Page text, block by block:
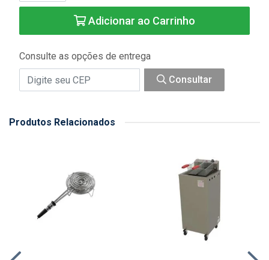
Adicionar ao Carrinho
Consulte as opções de entrega
Consultar
Produtos Relacionados